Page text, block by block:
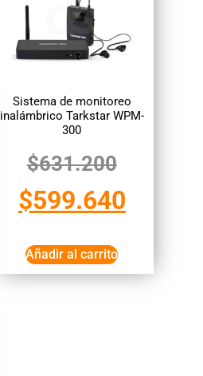
Sistema de monitoreo
inalámbrico Tarkstar WPM-
300
$631.200
$599.640
Añadir al carrito